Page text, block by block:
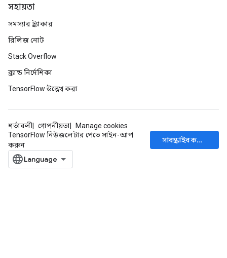
সহায়তা
সমস্যার ট্র্যাকার
রিলিজ নোট
Stack Overflow
ব্র্যান্ড নির্দেশিকা
TensorFlow উল্লেখ করা
শর্তাবলী গোপনীয়তা
Manage cookies
TensorFlow নিউজলেটার পেতে সাইন-আপ
করুন
সাবস্ক্রাইব করুন